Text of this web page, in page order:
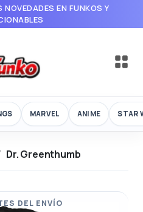
EN FUNKOS Y
MARVEL ANIME STAR
Dr. Greenthumb